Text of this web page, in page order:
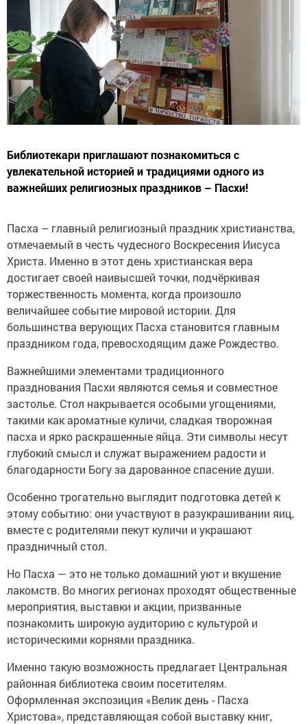
Библиотекари приглашают познакомиться с
увлекательной историей и традициями одного из
важнейших религиозных праздников – Пасхи!
Пасха – главный религиозный праздник христианства,
отмечаемый в честь чудесного Воскресения Иисуса
Христа. Именно в этот день христианская вера
достигает своей наивысшей точки, подчёркивая
торжественность момента, когда произошло
величайшее событие мировой истории. Для
большинства верующих Пасха становится главным
праздником года, превосходящим даже Рождество.
Важнейшими элементами традиционного
празднования Пасхи являются семья и совместное
застолье. Стол накрывается особыми угощениями,
такими как ароматные куличи, сладкая творожная
пасха и ярко раскрашенные яйца. Эти символы несут
глубокий смысл и служат выражением радости и
благодарности Богу за дарованное спасение души.
Особенно трогательно выглядит подготовка детей к
этому событию: они участвуют в разукрашивании яиц,
вместе с родителями пекут куличи и украшают
праздничный стол.
Но Пасха — это не только домашний уют и вкушение
лакомств. Во многих регионах проходят общественные
мероприятия, выставки и акции, призванные
познакомить широкую аудиторию с культурой и
историческими корнями праздника.
Именно такую возможность предлагает Центральная
районная библиотека своим посетителям.
Оформленная экспозиция «Велик день - Пасха
Христова», представляющая собой выставку книг,